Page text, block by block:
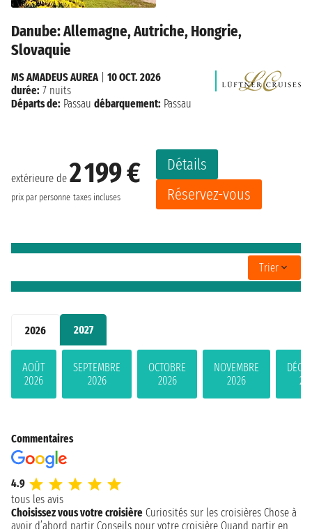
2026 2027
AOÛT
2026
SEPTEMBRE
2026
OCTOBRE
2026
NOVEMBRE
2026
Danube: Allemagne, Autriche, Hongrie,
Slovaquie
extérieure de 2 199 €
prix par personne taxes incluses
Détails
Réservez-vous
MS AMADEUS AUREA| 10 OCT. 2026
durée: 7 nuits
Départs de: Passau débarquement: Passau
Trier
Commentaires
4.9
tous les avis
Choisissez vous votre croisière Curiosités sur les croisières Chose à
avoir d’abord partir Conseils pour votre croisière Quand partir en